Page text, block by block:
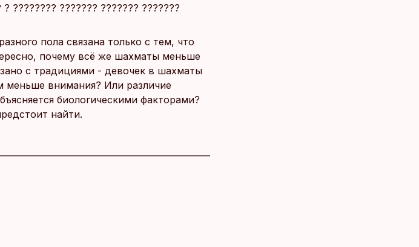
???????? ??????? ??????? ???????
пола связана только с тем, что
почему всё же шахматы меньше
с традициями - девочек в шахматы
внимания? Или различие
биологическими факторами?
найти.